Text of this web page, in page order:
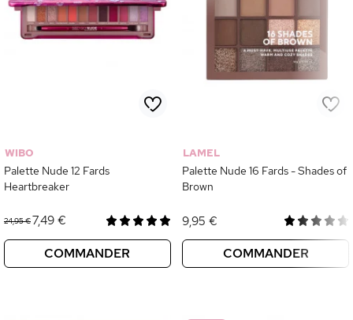
WIBO
Palette Nude 12 Fards
Heartbreaker
24,95 €7,49 €
COMMANDER
LAMEL
Palette Nude 16 Fards - Shades of
Brown
9,95 €
COMMANDER